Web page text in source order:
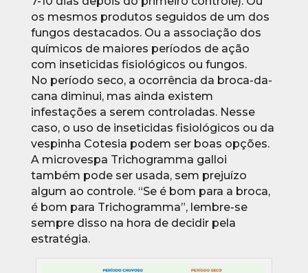
os mesmos produtos seguidos de um dos
fungos destacados. Ou a associação dos
químicos de maiores períodos de ação
com inseticidas fisiológicos ou fungos.
No período seco, a ocorrência da broca-da-
cana diminui, mas ainda existem
infestações a serem controladas. Nesse
caso, o uso de inseticidas fisiológicos ou da
vespinha Cotesia podem ser boas opções.
A microvespa Trichogramma galloi
também pode ser usada, sem prejuízo
algum ao controle. “Se é bom para a broca,
é bom para Trichogramma”, lembre-se
sempre disso na hora de decidir pela
estratégia.